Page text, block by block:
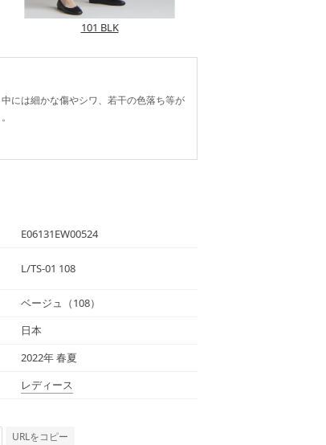
101 BLK
には細かな傷やシワ、若干の色落ち等が
E06131EW00524
L/TS-01 108
ベージュ（108）
日本
2022年 春夏
レディース
URLをコピー